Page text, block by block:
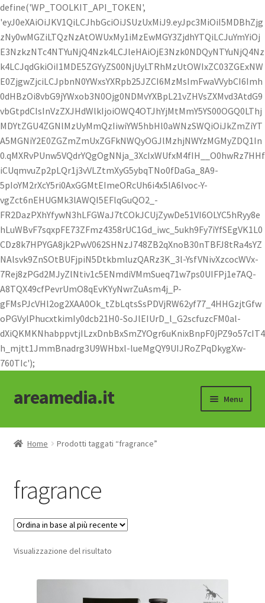
define('WP_TOOLKIT_API_TOKEN',
'eyJ0eXAiOiJKV1QiLCJhbGciOiJSUzUxMiJ9.eyJpc3MiOiI5MDBhZjg
zNy0wMGZiLTQzNzAtOWUxMy1iMzEwMGY3ZjdhYTQiLCJuYmYiOj
E3NzkzNTc4NTYuNjQ4Nzk4LCJleHAiOjE3Nzk0NDQyNTYuNjQ4Nz
k4LCJqdGkiOiI1MDE5ZGYyZS00NjUyLTRhMzUtOWIxZC03ZGExNW
E0ZjgwZjciLCJpbnN0YWxsYXRpb25JZCI6MzMsImFwaVVybCI6Imh
0dHBzOi8vbG9jYWxob3N0Ojg0NDMvYXBpL21vZHVsZXMvd3AtdG9
vbGtpdCIsInVzZXJHdWlkIjoiOWQ4OTJhYjMtMmY5YS00OGQ0LThj
MDYtZGU4ZGNlMzUyMmQzIiwiYW5hbHl0aWNzSWQiOiJkZmZiYT
A5MGNiY2E0ZGZmZmUxZGFkNWQyOGJlMzhjNWYzMGMyZDQ1In
0.qMXRvPUnw5VQdrYQgOgNNja_3XcIxWUfxM4fIH__O0hwRz7HHf
iCUqmvuZp2pLQr1j3vVLZtmXyG5ybqTNo0fDaGa_8A9-
5pIoYM2rXcY5ri0AxGGMtEImeORcUh6i4x5lA6Ivoc-Y-
vgZct6nEHUGMk3lAWQI5EFlqGuQO2_-
FR2DazPXhYfywN3hLFGWaJ7tCOkJCUjZywDe51VI6OLYC5hRyy8e
hLuWBvF7sqxpFE73ZFmz4358rUC1Gd_iwc_5ukh9Fy7iYfSEgVK1L0
CDz8k7HPYGA8jk2PwV062SHNzJ748ZB2qXnoB30nTBFJ8tRa4sYZ
NAlsvk9ZnSOtBUFjpiN5DtkbmluzQARz3K_3l-YsfVNivXzcocWVx-
7Rej8zPGd2MJyZlNtiv1c5ENmdiVMmSueq71w7ps0UIFPj1e7AQ-
A8TQX49cfPevrUmO8qEvKYyNwrZuAsm4j_P-
gFMsPJcVHl2og2XAA0Ok_tZbLqtsSsPDVjRW62yf77_4HHGzjtGfw
oPGVylPhucxtkimIy0dcb21H0-SoJlEIUrD_l_G2scfuzcFM0al-
dXiQKMKNhabppvtjILzxDnbBxSmZYOgr6uKnixBnpF0jPZ9o57cIT4
h_mjtt1JmmBnadrg3U9WHbxl-lueMgQY9UIJRoZPqDkygXw-
760TIc');
Vai
alla
Vai
al
areamedia.it Menu
Shop
moto e cicli
oggettistica
sport e tempo libero
Home Prodotti taggati “fragrance”
fragrance
Visualizzazione del risultato